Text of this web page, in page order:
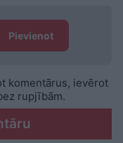
Pievienot
komentārus, ievērot
rupjībām.